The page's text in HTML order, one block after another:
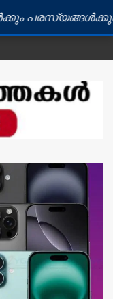
പരസ്യങ്ങൾക്കും